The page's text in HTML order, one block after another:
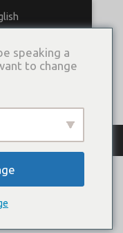
speaking a
to change